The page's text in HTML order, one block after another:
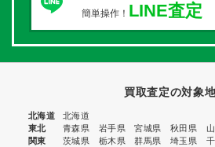
簡単操作！ LINE査定
買取査定の対象
北海道
北海道
東北
青森県 岩手県 宮城県 秋田県
関東
茨城県 栃木県 群馬県 埼玉県